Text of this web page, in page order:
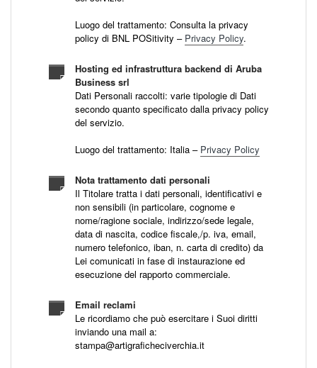
Luogo del trattamento: Consulta la privacy
policy di BNL POSitivity – Privacy Policy.
Hosting ed infrastruttura backend di Aruba
Business srl
Dati Personali raccolti: varie tipologie di Dati
secondo quanto specificato dalla privacy policy
del servizio.
Luogo del trattamento: Italia – Privacy Policy
Nota trattamento dati personali
Il Titolare tratta i dati personali, identificativi e
non sensibili (in particolare, cognome e
nome/ragione sociale, indirizzo/sede legale,
data di nascita, codice fiscale,/p. iva, email,
numero telefonico, iban, n. carta di credito) da
Lei comunicati in fase di instaurazione ed
esecuzione del rapporto commerciale.
Email reclami
Le ricordiamo che può esercitare i Suoi diritti
inviando una mail a:
stampa@artigraficheciverchia.it